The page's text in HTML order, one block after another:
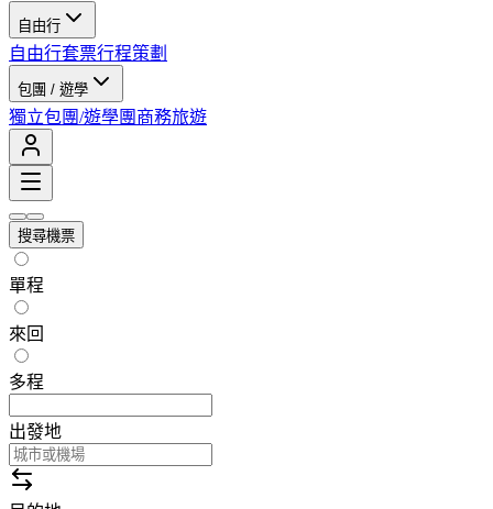
自由行
自由行套票行程策劃
包團 / 遊學
獨立包團/遊學團 商務旅遊
搜尋機票
單程
來回
多程
出發地